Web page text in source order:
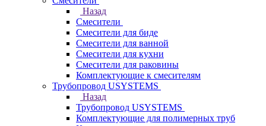
Назад
Смесители
Смесители для биде
Смесители для ванной
Смесители для кухни
Смесители для раковины
Комплектующие к смесителям
Трубопровод USYSTEMS
Назад
Трубопровод USYSTEMS
Комплектующие для полимерных труб